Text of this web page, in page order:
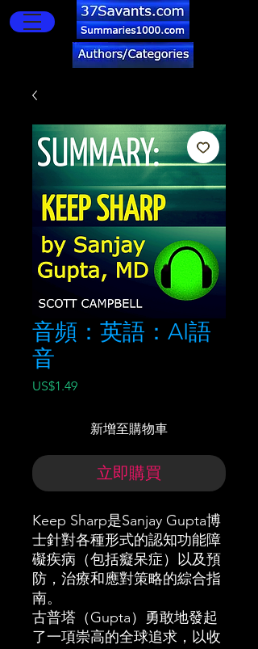
音頻：英語：AI語
音
US$1.49價
新增至購物車
立即購買
Keep Sharp是Sanjay Gupta博
士針對各種形式的認知功能障
礙疾病（包括癡呆症）以及預
防，治療和應對策略的綜合指
南。
古普塔（Gupta）勇敢地發起
了一項崇高的全球追求，以收